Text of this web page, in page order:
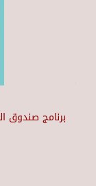
برنامج صندوق